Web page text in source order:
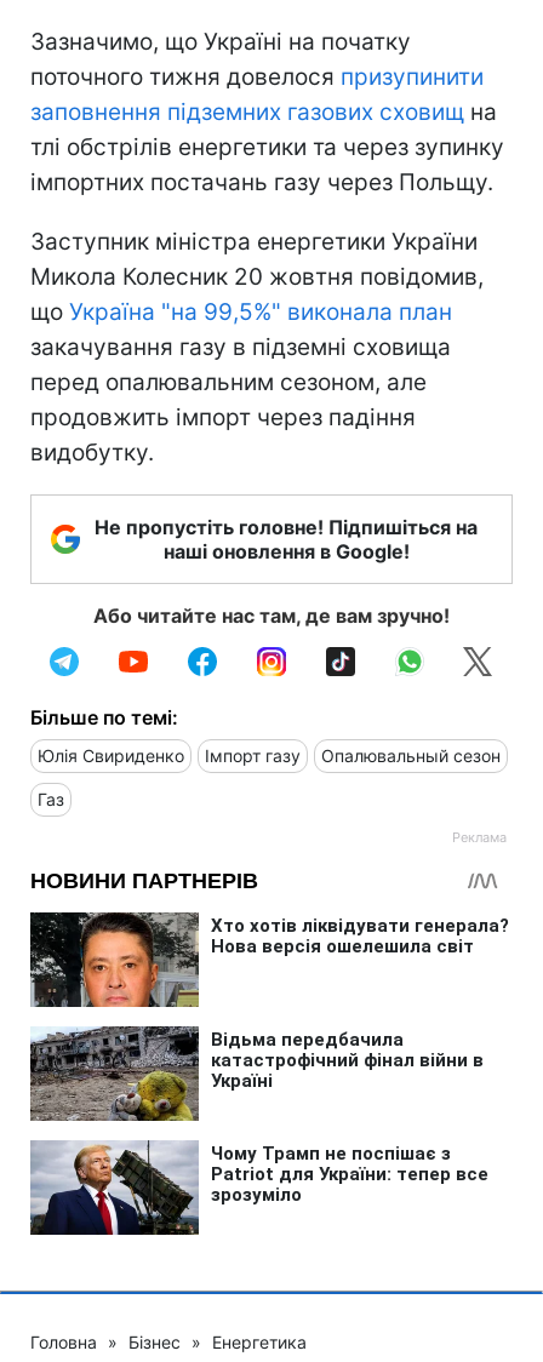
Зазначимо, що Україні на початку
поточного тижня довелося призупинити
заповнення підземних газових сховищ на
тлі обстрілів енергетики та через зупинку
імпортних постачань газу через Польщу.
Заступник міністра енергетики України
Микола Колесник 20 жовтня повідомив,
що Україна "на 99,5%" виконала план
закачування газу в підземні сховища
перед опалювальним сезоном, але
продовжить імпорт через падіння
видобутку.
Не пропустіть головне! Підпишіться на
наші оновлення в Google!
Або читайте нас там, де вам зручно!
Більше по темі:
Юлія Свириденко Імпорт газу Опалювальный сезон
Газ
Головна » Бізнес » Енергетика